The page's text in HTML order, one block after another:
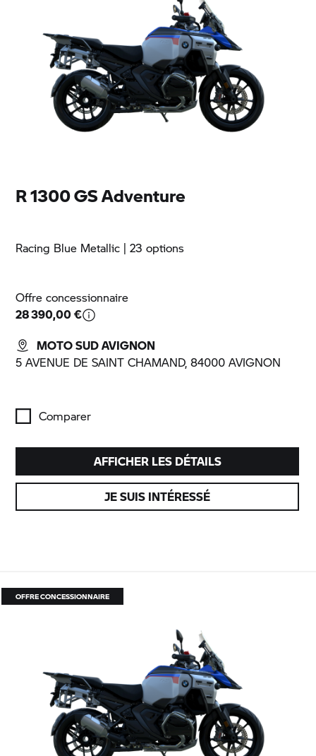
AFFICHER LES DÉTAILS
JE SUIS INTÉRESSÉ
R 1300 GS Adventure
Racing Blue Metallic | 23 options
Offre concessionnaire
28 390,00 €
MOTO SUD AVIGNON
5 AVENUE DE SAINT CHAMAND, 84000 AVIGNON
Comparer
OFFRE CONCESSIONNAIRE